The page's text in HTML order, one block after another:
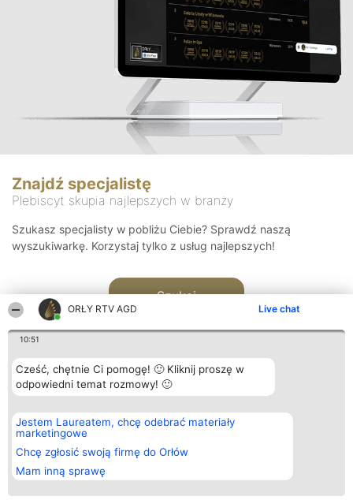
ORŁY RTV AGD Live chat
10:51
Cześć, chętnie Ci pomogę! 🙂 Kliknij proszę w
odpowiedni temat rozmowy! 🙂
Jestem Laureatem, chcę odebrać materiały
marketingowe
Chcę zgłosić swoją firmę do Orłów
Mam inną sprawę
Znajdź specjalistę
Plebiscyt skupia najlepszych w branży
Szukasz specjalisty w pobliżu Ciebie? Sprawdź naszą
wyszukiwarkę. Korzystaj tylko z usług najlepszych!
Szukaj
Organizator plebiscytu
Bright Side Solutions sp. z o.
o. sp. k.
ul. Ruska 22
Wrocław 50-079
KRS 0000749100 | Regon
381313360 | NIP 8943132676
Plebiscyt
Laureaci
wszystkich
Laureatów
Regulamin
Kontakt
Kontakt